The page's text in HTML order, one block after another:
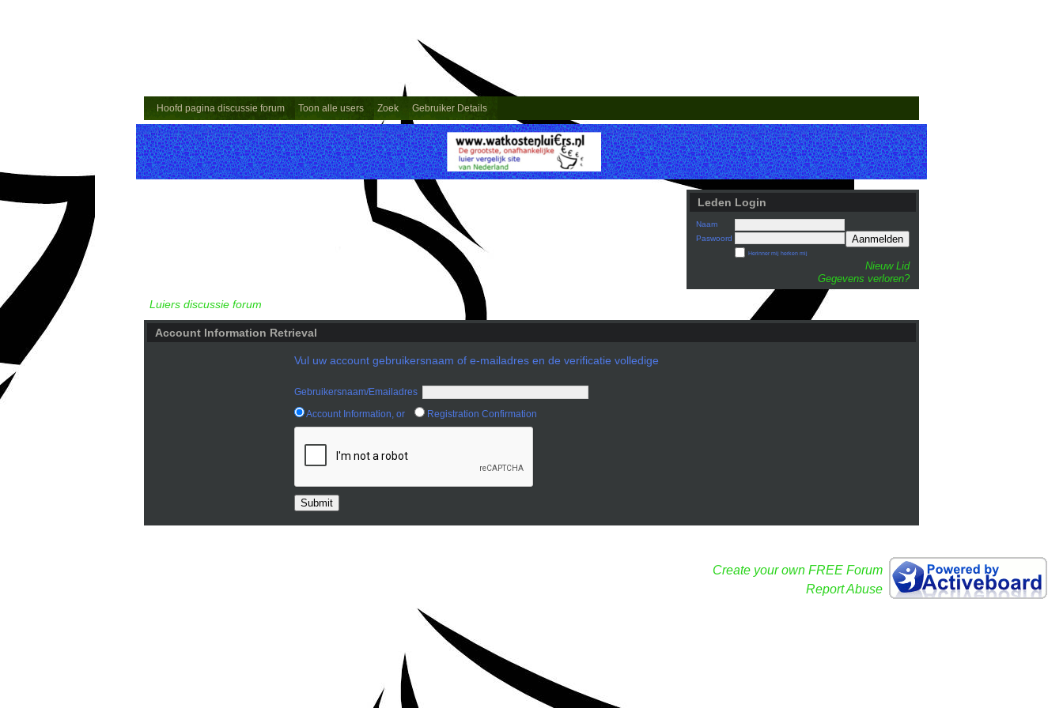
Hoofd pagina discussie forum Toon alle users Zoek Gebruiker Details
Leden Login
Naam
Paswoord
Aanmelden
Herinner mij herken mij
Nieuw Lid
Gegevens verloren?
Luiers discussie forum
Account Information Retrieval
Vul uw account gebruikersnaam of e-mailadres en de verificatie volledige
Gebruikersnaam/Emailadres
Account Information, or Registration Confirmation
Submit
Create your own FREE Forum
Report Abuse